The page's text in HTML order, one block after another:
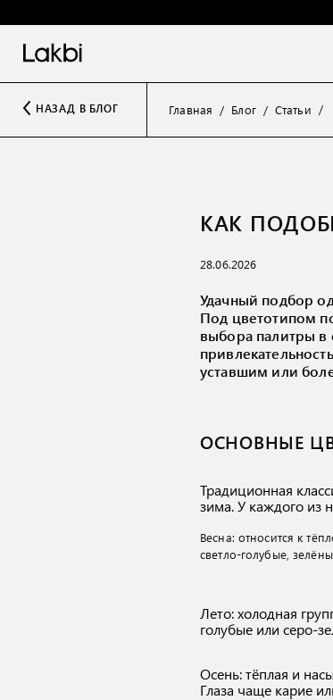
НАЗАД В БЛОГ Главная Блог Статьи
КАК
28.06.2026
Удачный подбор
Под цветотипом
выбора палитры в
уставшим или
ОСНОВНЫЕ
Традиционная
зима. У каждого из
Весна: относится к
светло-голубые,
Лето: холодная
голубые или серо-
Осень: тёплая и
Глаза чаще карие